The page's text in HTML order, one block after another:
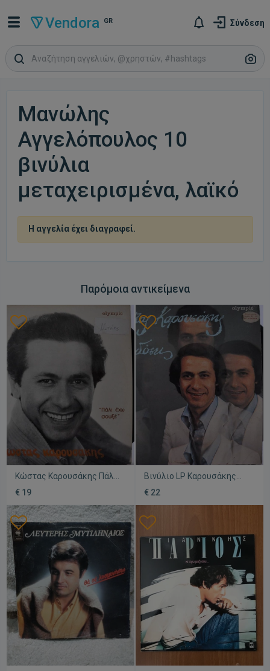
Vendora GR Σύνδεση
Μανώλης
Αγγελόπουλος 10
βινύλια
μεταχειρισμένα, λαϊκό
Η αγγελία έχει διαγραφεί.
Παρόμοια αντικείμενα
Κώστας Καρουσάκης Πάλι
έχω σουξέ βινύλιο 33
στροφών μεταχειρισμένο
€ 19
Βινύλιο LP Καρουσάκης
Κώστας Διαδόσεις
μεταχειρισμένο, ελληνικό
€ 22